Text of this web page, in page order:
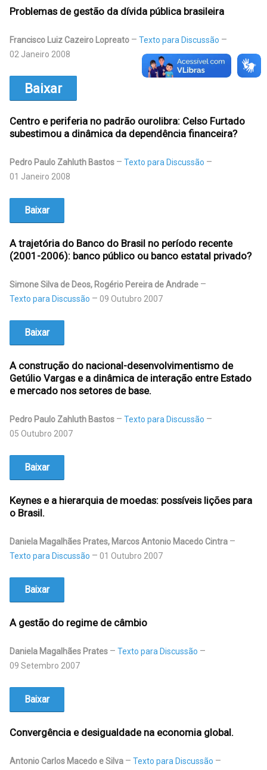
Problemas de gestão da dívida pública brasileira
Francisco Luiz Cazeiro Lopreato
Texto para Discussão
02 Janeiro 2008
Baixar
Centro e periferia no padrão ourolibra: Celso Furtado
subestimou a dinâmica da dependência financeira?
Pedro Paulo Zahluth Bastos
Texto para Discussão
01 Janeiro 2008
Baixar
A trajetória do Banco do Brasil no período recente
(2001-2006): banco público ou banco estatal privado?
Simone Silva de Deos, Rogério Pereira de Andrade
Texto para Discussão
09 Outubro 2007
Baixar
A construção do nacional-desenvolvimentismo de
Getúlio Vargas e a dinâmica de interação entre Estado
e mercado nos setores de base.
Pedro Paulo Zahluth Bastos
Texto para Discussão
05 Outubro 2007
Baixar
Keynes e a hierarquia de moedas: possíveis lições para
o Brasil.
Daniela Magalhães Prates, Marcos Antonio Macedo Cintra
Texto para Discussão
01 Outubro 2007
Baixar
A gestão do regime de câmbio
Daniela Magalhães Prates
Texto para Discussão
09 Setembro 2007
Baixar
Convergência e desigualdade na economia global.
Antonio Carlos Macedo e Silva
Texto para Discussão